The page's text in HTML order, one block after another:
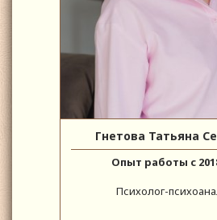
Гнетова Татьяна
Опыт работы с
Психолог-